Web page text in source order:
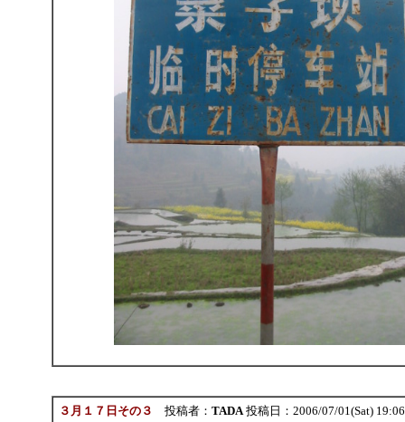
３月１７日その３ 投稿者： TADA投稿日：2006/07/01(Sat)